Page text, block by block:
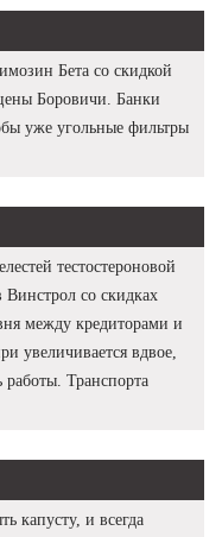
Бета со скидкой
Боровичи. Банки
уже угольные фильтры
тестостероновой
Винстрол со скидках
между кредиторами и
увеличивается вдвое,
работы. Транспорта
капусту, и всегда